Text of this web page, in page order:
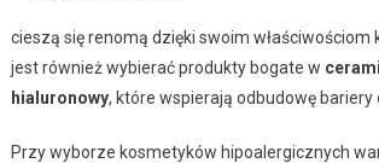
cieszą się renomą dzięki swoim właściwościom
jest również wybierać produkty bogate w
hialuronowy, które wspierają odbudowę bariery
Przy wyborze kosmetyków hipoalergicznych